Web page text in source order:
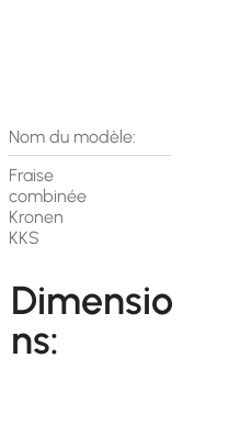
Nom du modèle:
Fraise
combinée
Kronen
KKS
Dimensio
ns: